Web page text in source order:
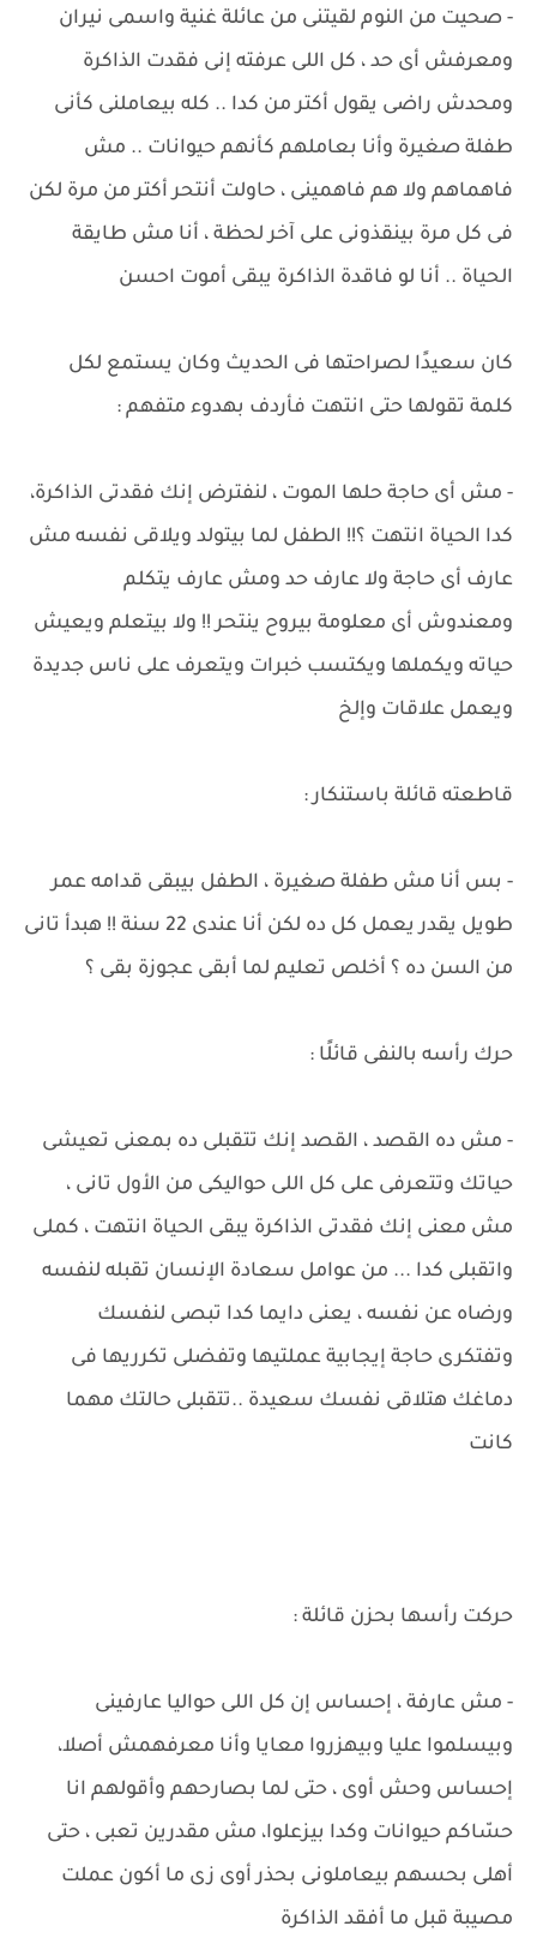
- صحيت من النوم لقيتنى من عائلة غنية واسمى نيران
ومعرفش أى حد ، كل اللى عرفته إنى فقدت الذاكرة
ومحدش راضى يقول أكتر من كدا .. كله بيعاملنى كأنى
طفلة صغيرة وأنا بعاملهم كأنهم حيوانات .. مش
فاهماهم ولا هم فاهمينى ، حاولت أنتحر أكتر من مرة لكن
فى كل مرة بينقذونى على آخر لحظة ، أنا مش طايقة
الحياة .. أنا لو فاقدة الذاكرة يبقى أموت احسن
كان سعيدًا لصراحتها فى الحديث وكان يستمع لكل
كلمة تقولها حتى انتهت فأردف بهدوء متفهم :
- مش أى حاجة حلها الموت ، لنفترض إنك فقدتى الذاكرة،
كدا الحياة انتهت ؟!! الطفل لما بيتولد ويلاقى نفسه مش
عارف أى حاجة ولا عارف حد ومش عارف يتكلم
ومعندوش أى معلومة بيروح ينتحر !! ولا بيتعلم ويعيش
حياته ويكملها ويكتسب خبرات ويتعرف على ناس جديدة
ويعمل علاقات وإلخ
قاطعته قائلة باستنكار :
- بس أنا مش طفلة صغيرة ، الطفل بيبقى قدامه عمر
طويل يقدر يعمل كل ده لكن أنا عندى 22 سنة !! هبدأ تانى
من السن ده ؟ أخلص تعليم لما أبقى عجوزة بقى ؟
حرك رأسه بالنفى قائلًا :
- مش ده القصد ، القصد إنك تتقبلى ده بمعنى تعيشى
حياتك وتتعرفى على كل اللى حواليكى من الأول تانى ،
مش معنى إنك فقدتى الذاكرة يبقى الحياة انتهت ، كملى
واتقبلى كدا ... من عوامل سعادة الإنسان تقبله لنفسه
ورضاه عن نفسه ، يعنى دايما كدا تبصى لنفسك
وتفتكرى حاجة إيجابية عملتيها وتفضلى تكرريها فى
دماغك هتلاقى نفسك سعيدة ..تتقبلى حالتك مهما
كانت
حركت رأسها بحزن قائلة :
- مش عارفة ، إحساس إن كل اللى حواليا عارفينى
وبيسلموا عليا وبيهزروا معايا وأنا معرفهمش أصلا،
إحساس وحش أوى ، حتى لما بصارحهم وأقولهم انا
حسّاكم حيوانات وكدا بيزعلوا، مش مقدرين تعبى ، حتى
أهلى بحسهم بيعاملونى بحذر أوى زى ما أكون عملت
مصيبة قبل ما أفقد الذاكرة